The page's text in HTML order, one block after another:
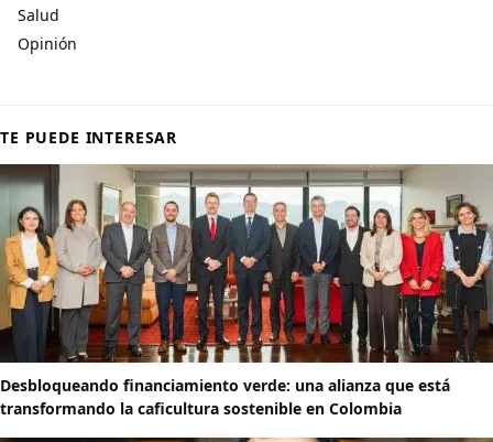
Salud
Opinión
TE PUEDE INTERESAR
Desbloqueando financiamiento verde: una alianza que está
transformando la caficultura sostenible en Colombia